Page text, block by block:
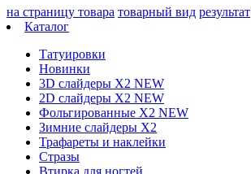
на страницу товара товарный вид результат
Каталог
Татуировки
Новинки
3D слайдеры X2 NEW
2D слайдеры X2 NEW
Фольгированные X2 NEW
Зимние слайдеры Х2
Трафареты и наклейки
Стразы
Втирка для ногтей